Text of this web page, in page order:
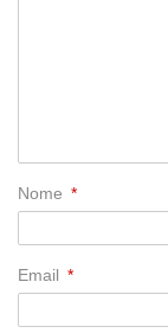
Nome *
Email *